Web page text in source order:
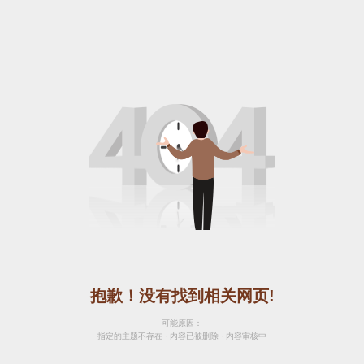
抱歉！没有找到相关网页!
可能原因：
指定的主题不存在 · 内容已被删除 · 内容审核中